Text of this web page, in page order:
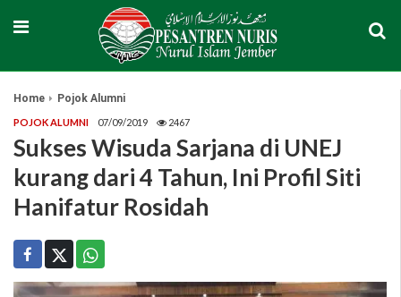
Home Pojok Alumni
POJOK ALUMNI 07/09/2019 2467
Sukses Wisuda Sarjana di UNEJ
kurang dari 4 Tahun, Ini Profil Siti
Hanifatur Rosidah